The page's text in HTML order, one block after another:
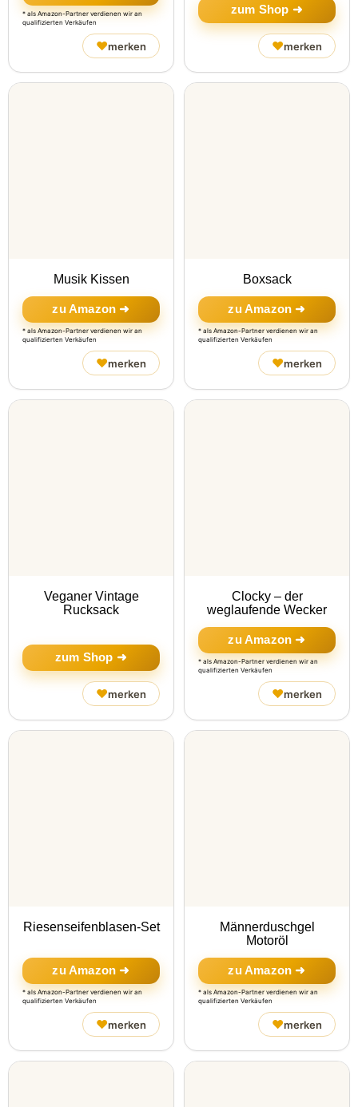
* als Amazon-Partner verdienen wir an
qualifizierten Verkäufen
♥merken
zum Shop ➜
♥merken
Musik Kissen
zu Amazon ➜
* als Amazon-Partner verdienen wir an
qualifizierten Verkäufen
♥merken
Boxsack
zu Amazon ➜
* als Amazon-Partner verdienen wir an
qualifizierten Verkäufen
♥merken
Veganer Vintage
Rucksack
zum Shop ➜
♥merken
Clocky – der
weglaufende Wecker
zu Amazon ➜
* als Amazon-Partner verdienen wir an
qualifizierten Verkäufen
♥merken
Riesenseifenblasen-Set
zu Amazon ➜
* als Amazon-Partner verdienen wir an
qualifizierten Verkäufen
♥merken
Männerduschgel
Motoröl
zu Amazon ➜
* als Amazon-Partner verdienen wir an
qualifizierten Verkäufen
♥merken